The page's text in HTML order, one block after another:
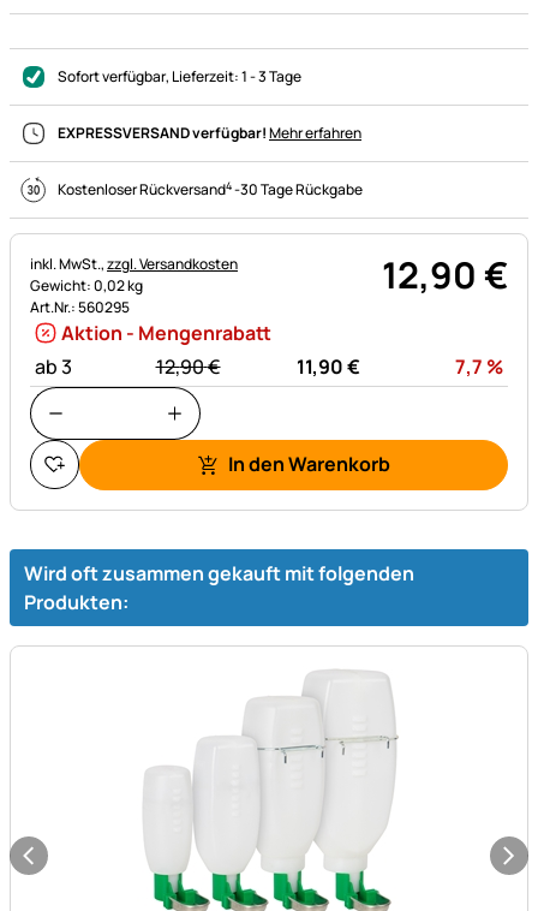
Sofort verfügbar, Lieferzeit:1 - 3 Tage
EXPRESSVERSAND verfügbar!Mehr erfahren
Kostenloser Rückversand4-30 Tage Rückgabe
Steuerhinweis:
inkl. MwSt.,zzgl. Versandkosten
Gewicht: 0,02 kg
Art.Nr.: 560295
12,90€
Aktion - Mengenrabatt
ab 3
statt:
12,90€ 11,90€ 7,7 %
In den Warenkorb
Wird oft zusammen gekauft mit folgenden
Produkten: